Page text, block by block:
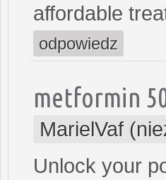
affordable
odpowiedz
metformin
MarielVaf
Unlock your